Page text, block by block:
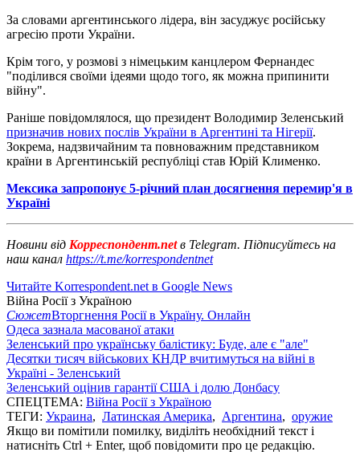
За словами аргентинського лідера, він засуджує російську
агресію проти України.
Крім того, у розмові з німецьким канцлером Фернандес
"поділився своїми ідеями щодо того, як можна припинити
війну".
Раніше повідомлялося, що президент Володимир Зеленський
призначив нових послів України в Аргентині та Нігерії.
Зокрема, надзвичайним та повноважним представником
країни в Аргентинській республіці став Юрій Клименко.
Мексика запропонує 5-річний план досягнення перемир'я в
Україні
Новини від Корреспондент.netв Telegram. Підписуйтесь на
наш канал https://t.me/korrespondentnet
Читайте Korrespondent.net в Google News
Війна Росії з Україною
СюжетВторгнення Росії в Україну. Онлайн
Одеса зазнала масованої атаки
Зеленський про українську балістику: Буде, але є "але"
Десятки тисяч військових КНДР вчитимуться на війні в
Україні - Зеленський
Зеленський оцінив гарантії США і долю Донбасу
СПЕЦТЕМА: Війна Росії з Україною
ТЕГИ: Украина, Латинская Америка, Аргентина, оружие
Якщо ви помітили помилку, виділіть необхідний текст і
натисніть Ctrl + Enter, щоб повідомити про це редакцію.